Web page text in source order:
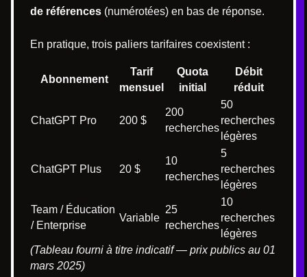
de références (numérotées) en bas de réponse.
En pratique, trois paliers tarifaires coexistent :
Abonnement
Tarif
mensuel
Quota
initial
Débit
réduit
ChatGPT Pro 200 $
200
recherches
50
recherches
légères
ChatGPT Plus 20 $
10
recherches
5
recherches
légères
Team / Éducation
/ Enterprise
Variable
25
recherches
10
recherches
légères
(Tableau fourni à titre indicatif — prix publics au 01
mars 2025)